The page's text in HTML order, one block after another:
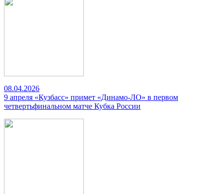
08.04.2026
9 апреля «Кузбасс» примет «Динамо-ЛО» в первом
четвертьфинальном матче Кубка России